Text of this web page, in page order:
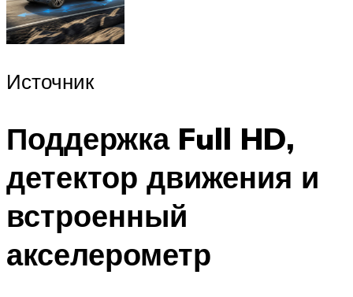
Источник
Поддержка Full HD,
детектор движения и
встроенный
акселерометр